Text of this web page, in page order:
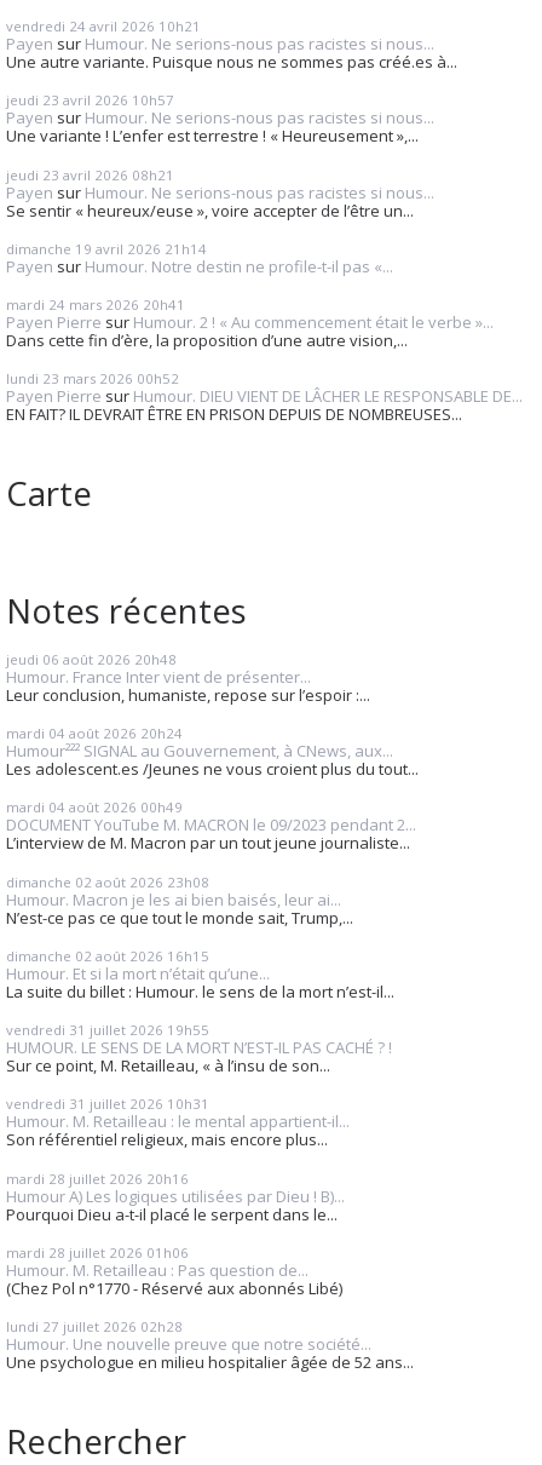
vendredi 24 avril 2026 10h21
Payen sur Humour. Ne serions-nous pas racistes si nous...
Une autre variante. Puisque nous ne sommes pas créé.es à...
jeudi 23 avril 2026 10h57
Payen sur Humour. Ne serions-nous pas racistes si nous...
Une variante ! L’enfer est terrestre ! « Heureusement »,...
jeudi 23 avril 2026 08h21
Payen sur Humour. Ne serions-nous pas racistes si nous...
Se sentir « heureux/euse », voire accepter de l’être un...
dimanche 19 avril 2026 21h14
Payen sur Humour. Notre destin ne profile-t-il pas «...
mardi 24 mars 2026 20h41
Payen Pierre sur Humour. 2 ! « Au commencement était le verbe »...
Dans cette fin d’ère, la proposition d’une autre vision,...
lundi 23 mars 2026 00h52
Payen Pierre sur Humour. DIEU VIENT DE LÂCHER LE RESPONSABLE DE...
EN FAIT? IL DEVRAIT ÊTRE EN PRISON DEPUIS DE NOMBREUSES...
Carte
Notes récentes
jeudi 06 août 2026 20h48
Humour. France Inter vient de présenter...
Leur conclusion, humaniste, repose sur l’espoir :...
mardi 04 août 2026 20h24
Humour²²² SIGNAL au Gouvernement, à CNews, aux...
Les adolescent.es /Jeunes ne vous croient plus du tout...
mardi 04 août 2026 00h49
DOCUMENT YouTube M. MACRON le 09/2023 pendant 2...
L’interview de M. Macron par un tout jeune journaliste...
dimanche 02 août 2026 23h08
Humour. Macron je les ai bien baisés, leur ai...
N’est-ce pas ce que tout le monde sait, Trump,...
dimanche 02 août 2026 16h15
Humour. Et si la mort n’était qu’une...
La suite du billet : Humour. le sens de la mort n’est-il...
vendredi 31 juillet 2026 19h55
HUMOUR. LE SENS DE LA MORT N’EST-IL PAS CACHÉ ? !
Sur ce point, M. Retailleau, « à l’insu de son...
vendredi 31 juillet 2026 10h31
Humour. M. Retailleau : le mental appartient-il...
Son référentiel religieux, mais encore plus...
mardi 28 juillet 2026 20h16
Humour A) Les logiques utilisées par Dieu ! B)...
Pourquoi Dieu a-t-il placé le serpent dans le...
mardi 28 juillet 2026 01h06
Humour. M. Retailleau : Pas question de...
(Chez Pol n°1770 - Réservé aux abonnés Libé)
lundi 27 juillet 2026 02h28
Humour. Une nouvelle preuve que notre société...
Une psychologue en milieu hospitalier âgée de 52 ans...
Rechercher